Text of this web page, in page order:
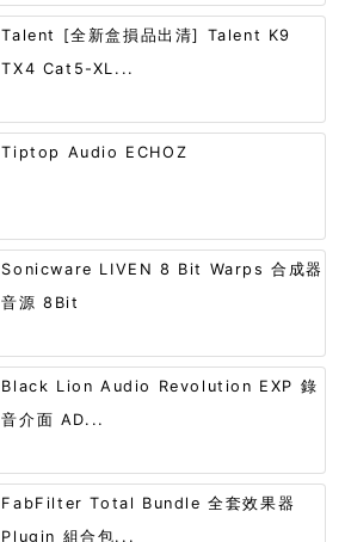
Talent [全新盒損品出清] Talent K9
TX4 Cat5-XL...
Tiptop Audio ECHOZ
Sonicware LIVEN 8 Bit Warps 合成器
音源 8Bit
Black Lion Audio Revolution EXP 錄
音介面 AD...
FabFilter Total Bundle 全套效果器
Plugin 組合包...